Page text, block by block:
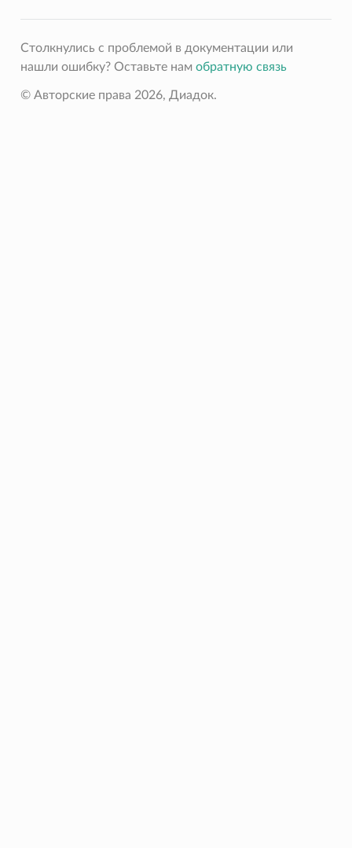
Столкнулись с проблемой в документации или
нашли ошибку? Оставьте нам обратную связь
© Авторские права 2026, Диадок.